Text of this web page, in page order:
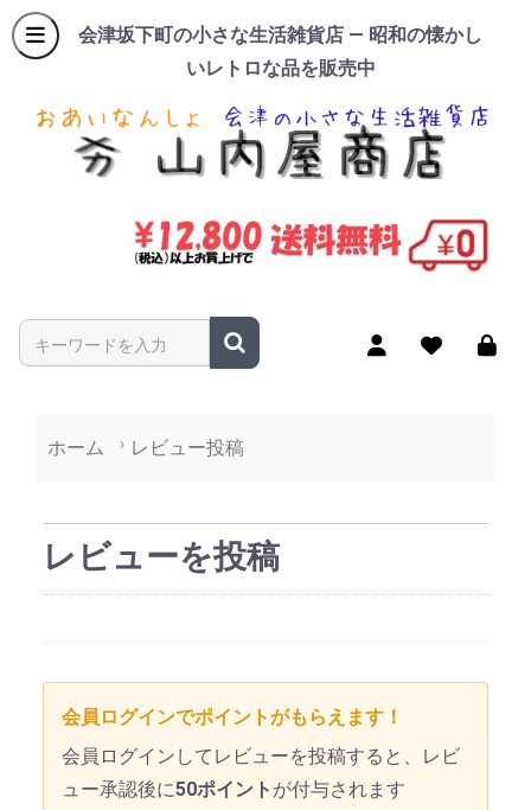
会津坂下町の小さな生活雑貨店 — 昭和の懐かし
いレトロな品を販売中
商品名やキーワードを入力
ホーム レビュー投稿
レビューを投稿
会員ログインでポイントがもらえます！
会員ログインしてレビューを投稿すると、レビ
ュー承認後に50ポイント が付与されます